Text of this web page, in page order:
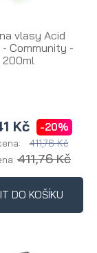
vlasy Acid
- Community -
200ml
Kč -20%
411,76 Kč
411,76 Kč
DO KOŠÍKU